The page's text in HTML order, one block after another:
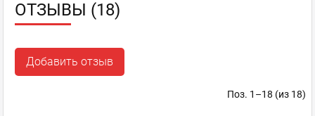
ОТЗЫВЫ (18)
Добавить отзыв
Поз. 1–18 (из 18)